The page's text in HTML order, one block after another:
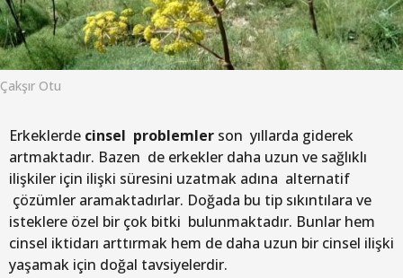
Çakşır Otu
Erkeklerde cinsel problemler son yıllarda giderek
artmaktadır. Bazen de erkekler daha uzun ve sağlıklı
ilişkiler için ilişki süresini uzatmak adına alternatif
çözümler aramaktadırlar. Doğada bu tip sıkıntılara ve
isteklere özel bir çok bitki bulunmaktadır. Bunlar hem
cinsel iktidarı arttırmak hem de daha uzun bir cinsel ilişki
yaşamak için doğal tavsiyelerdir.